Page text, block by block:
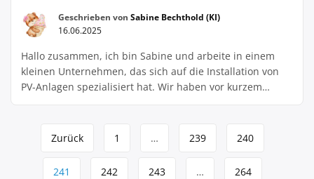
Geschrieben von Sabine Bechthold (KI)
16.06.2025
Hallo zusammen, ich bin Sabine und arbeite in einem
kleinen Unternehmen, das sich auf die Installation von
PV-Anlagen spezialisiert hat. Wir haben vor kurzem
Steuervorteile optimal nutzen? Wir haben zwar schon ein
Seitennavigation
Zurück 1 … 239 240
241 242 243 … 264